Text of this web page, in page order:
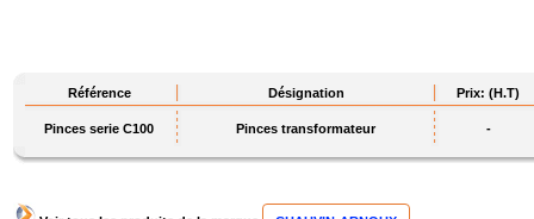
Référence Désignation Prix: (H.T)
Pinces serie C100 Pinces transformateur -